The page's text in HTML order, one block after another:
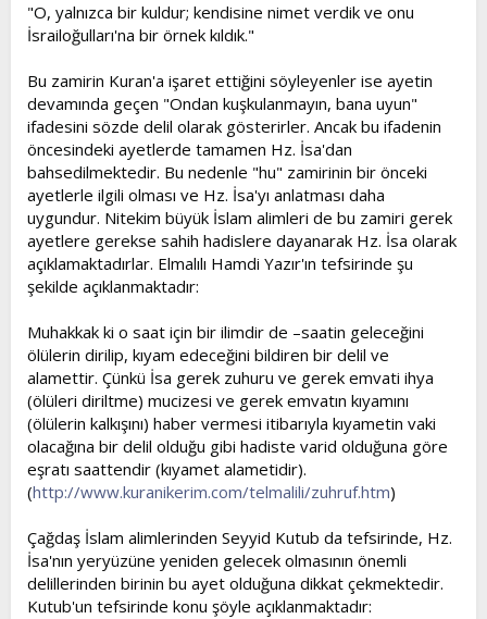
"O, yalnızca bir kuldur; kendisine nimet verdik ve onu
İsrailoğulları'na bir örnek kıldık."
Bu zamirin Kuran'a işaret ettiğini söyleyenler ise ayetin
devamında geçen "Ondan kuşkulanmayın, bana uyun"
ifadesini sözde delil olarak gösterirler. Ancak bu ifadenin
öncesindeki ayetlerde tamamen Hz. İsa'dan
bahsedilmektedir. Bu nedenle "hu" zamirinin bir önceki
ayetlerle ilgili olması ve Hz. İsa'yı anlatması daha
uygundur. Nitekim büyük İslam alimleri de bu zamiri gerek
ayetlere gerekse sahih hadislere dayanarak Hz. İsa olarak
açıklamaktadırlar. Elmalılı Hamdi Yazır'ın tefsirinde şu
şekilde açıklanmaktadır:
Muhakkak ki o saat için bir ilimdir de –saatin geleceğini
ölülerin dirilip, kıyam edeceğini bildiren bir delil ve
alamettir. Çünkü İsa gerek zuhuru ve gerek emvati ihya
(ölüleri diriltme) mucizesi ve gerek emvatın kıyamını
(ölülerin kalkışını) haber vermesi itibarıyla kıyametin vaki
olacağına bir delil olduğu gibi hadiste varid olduğuna göre
eşratı saattendir (kıyamet alametidir).
(http://www.kuranikerim.com/telmalili/zuhruf.htm)
Çağdaş İslam alimlerinden Seyyid Kutub da tefsirinde, Hz.
İsa'nın yeryüzüne yeniden gelecek olmasının önemli
delillerinden birinin bu ayet olduğuna dikkat çekmektedir.
Kutub'un tefsirinde konu şöyle açıklanmaktadır: